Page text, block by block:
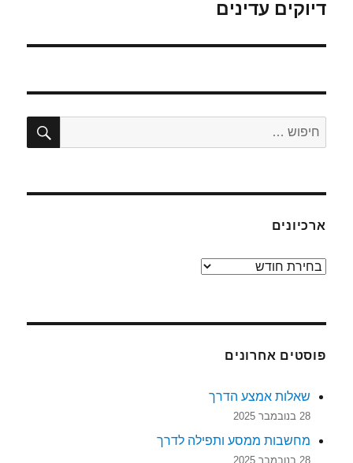
הפוסט
דיוקים עדינים
חפש:
ארכיונים
ארכיונים
פוסטים אחרונים
שאלות אמצע הדרך
28 בנובמבר 2025
מחשבות ממסע ותפילה לדרך
28 בנובמבר 2025